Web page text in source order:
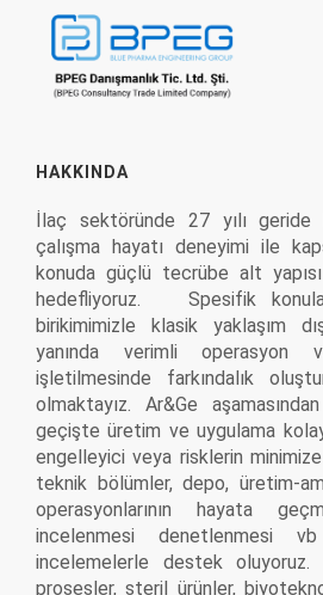
HAKKINDA
İlaç sektöründe 27 yılı geride
çalışma hayatı deneyimi ile
konuda güçlü tecrübe alt
hedefliyoruz. Spesifik
birikimimizle klasik yaklaşım
yanında verimli operasyon
işletilmesinde farkındalık
olmaktayız. Ar&Ge
geçişte üretim ve uygulama
engelleyici veya risklerin
teknik bölümler, depo, üretim-
operasyonlarının hayata
incelenmesi denetlenmesi
incelemelerle destek
prosesler, steril ürünler,